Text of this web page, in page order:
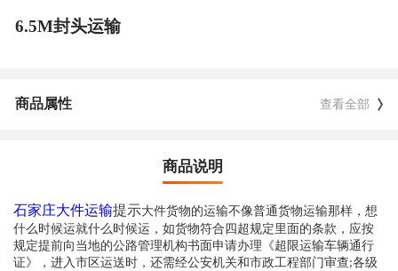
6.5M封头运输
商品属性 查看全部
商品说明
石家庄大件运输提示大件货物的运输不像普通货物运输那样，想
什么时候运就什么时候运，如货物符合四超规定里面的条款，应按
规定提前向当地的公路管理机构书面申请办理《超限运输车辆通行
证》，进入市区运送时，还需经公安机关和市政工程部门审查;各级